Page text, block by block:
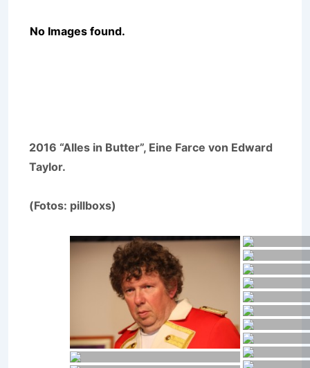
No Images found.
2016 “Alles in Butter”, Eine Farce von Edward
Taylor.
(Fotos: pillboxs)